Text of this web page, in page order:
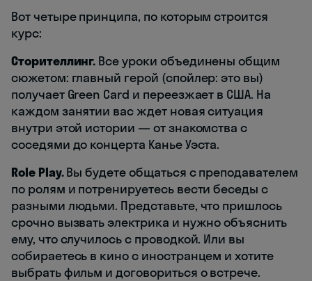
Вот четыре принципа, по которым строится
курс:
Сторителлинг. Все уроки объединены общим
сюжетом: главный герой (спойлер: это вы)
получает Green Card и переезжает в США. На
каждом занятии вас ждет новая ситуация
внутри этой истории — от знакомства с
соседями до концерта Канье Уэста.
Role Play.Вы будете общаться с преподавателем
по ролям и потренируетесь вести беседы с
разными людьми. Представьте, что пришлось
срочно вызвать электрика и нужно объяснить
ему, что случилось с проводкой. Или вы
собираетесь в кино с иностранцем и хотите
выбрать фильм и договориться о встрече.